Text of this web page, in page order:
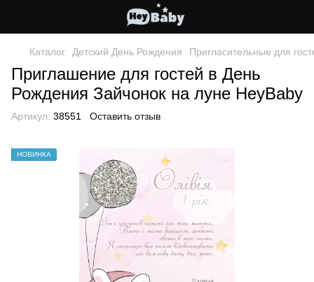
Каталог Детский День Рождения Пригласительные для
Приглашение для гостей в День
Рождения Зайчонок на луне HeyBaby
Артикул: 38551 Оставить отзыв
НОВИНКА